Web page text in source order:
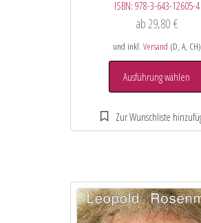
ISBN: 978-3-643-12605-4
ab29,80 €
und inkl. Versand (D, A, CH)
Ausführung wählen